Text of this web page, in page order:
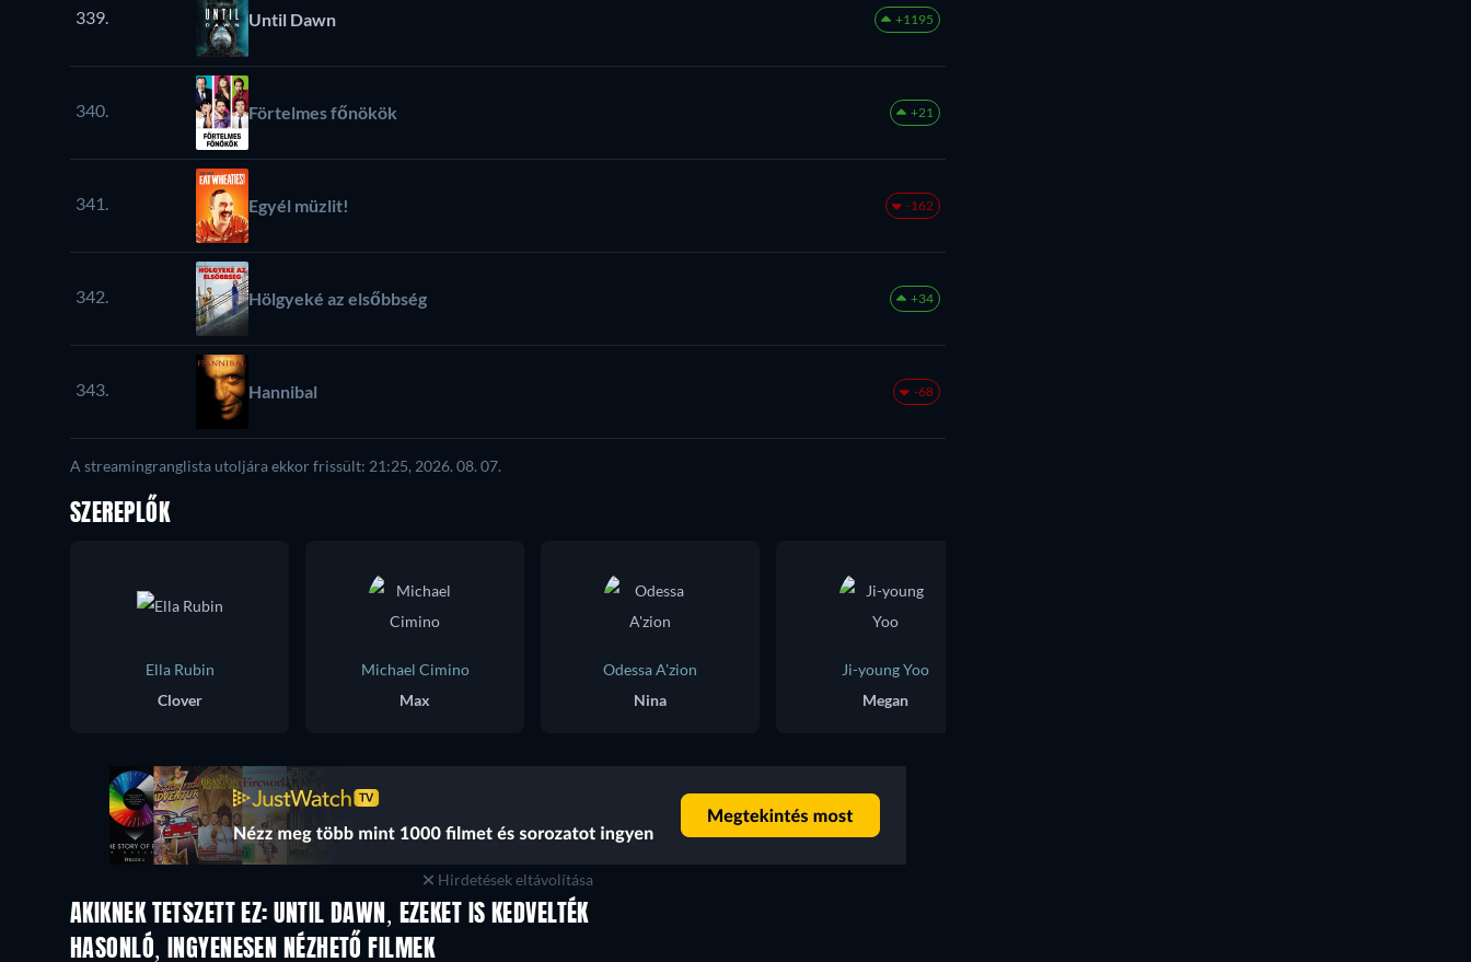
339. Until Dawn +1195
340. Förtelmes főnökök +21
341. Egyél müzlit! -162
342. Hölgyeké az elsőbbség +34
343. Hannibal -68
A streamingranglista utoljára ekkor frissült: 21:25, 2026. 08. 07.
SZEREPLŐK
Ella Rubin
Clover
Michael Cimino
Max
Odessa A'zion
Nina
Ji-young Yoo
Megan
Hirdetések eltávolítása
AKIKNEK TETSZETT EZ: UNTIL DAWN, EZEKET IS KEDVELTÉK
HASONLÓ, INGYENESEN NÉZHETŐ FILMEK